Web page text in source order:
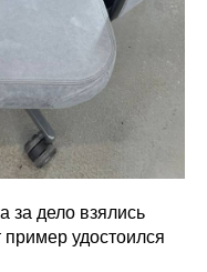
за дело взялись
удостоился